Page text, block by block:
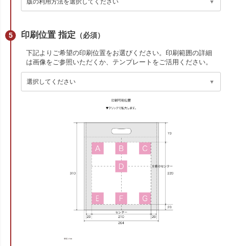
印刷位置 指定 （必須）
下記よりご希望の印刷位置をお選びください。印刷範囲の詳細
は画像をご参照いただくか、テンプレートをご活用ください。